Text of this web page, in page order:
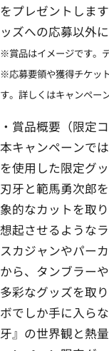
をプレゼントしま
ッズへの応募以外
※賞品はイメージです。
※応募要領や獲得チケッ
す。詳しくはキャンペー
・賞品概要（限定
本キャンペーンで
を使用した限定グ
刃牙と範馬勇次郎
象的なカットを取
想起させるような
スカジャンやパー
から、タンブラー
多彩なグッズを取
ボでしか手に入ら
牙』の世界観と熱